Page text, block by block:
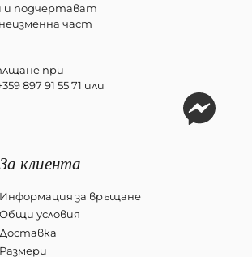
и подчертават
част
при
897 91 55 71 или
За клиента
Информация за връщане
Общи условия
Доставка
Размери